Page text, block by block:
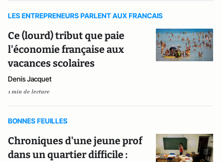
LES ENTREPRENEURS PARLENT AUX FRANCAIS
Ce (lourd) tribut que paie
l'économie française aux
vacances scolaires
Denis Jacquet
1 min de lecture
BONNES FEUILLES
Chroniques d'une jeune prof
dans un quartier difficile :